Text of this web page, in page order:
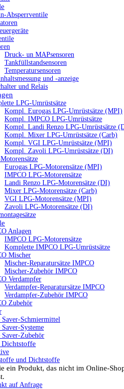
Absperrventile
Druck- un MAPsensoren
Tankfüllstandsensoren
Temperatursensoren
und -anzeige
und Relais
LPG-Umrüstsätze
Kompl. Eurogas LPG-Umrüstsätze (MPI)
Kompl. IMPCO LPG-Umrüstsätze
Kompl. Landi Renzo LPG-Umrüstsätze
Kompl. Mixer LPG-Umrüstsätze (Carb)
Kompl. VGI LPG-Umrüstsätze (MPI)
Kompl. Zavoli LPG-Umrüstsätze (DI)
Eurogas LPG-Motorensätze (MPI)
IMPCO LPG-Motorensätze
Landi Renzo LPG-Motorensätze (DI)
Mixer LPG-Motorensätze (Carb)
VGI LPG-Motorensätze (MPI)
Zavoli LPG-Motorensätze (DI)
Anlagen
IMPCO LPG-Motorensätze
Komplette IMPCO LPG-Umrüstsätze
Mischer
Mischer-Reparatursätze IMPCO
Mischer-Zubehör IMPCO
Verdampfer
Verdampfer-Reparatursätze IMPCO
Verdampfer-Zubehör IMPCO
Zubehör
Saver-Schmiermittel
Saver-Systeme
Saver-Zubehör
und Dichtstoffe
ein Produkt, das nicht im Online-
auf Anfrage